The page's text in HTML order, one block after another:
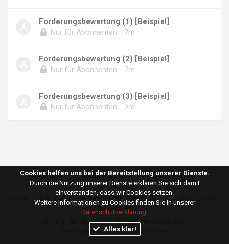
Forderungsbewertung (1) [Beispiel]
Nur für Abonnenten
7m
Forderungsbewertung (2) [Beispiel]
Nur für Abonnenten
7m
Forderungsbewertung (3) [Beispiel]
Nur für Abonnenten
9m
Übersicht Online-Serien Online-Kurse
Impressum Datenschutz
Deutsch
Lecturize GmbH. Alle Rechte vorbehalten.
Handgefertigt mit ♥ in Wien & Rom.
Cookies helfen uns bei der Bereitstellung unserer Dienste.
Durch die Nutzung unserer Dienste erklären Sie sich damit
einverstanden, dass wir Cookies setzen.
Weitere Informationen zu Cookies finden Sie in unserer
Datenschutzerklärung.
Alles klar!